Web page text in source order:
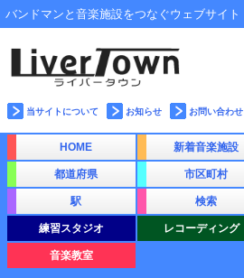
バンドマンと音楽施設をつなぐウェブサイト
当サイトについて お知らせ お問い合わせ
HOME 新着音楽施設
都道府県 市区町村
駅 検索
練習スタジオ レコーディング
音楽教室